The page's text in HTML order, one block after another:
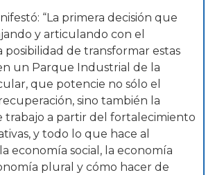
“La primera decisión que
y articulando con el
posibilidad de transformar estas
un Parque Industrial de la
que potencie no sólo el
sino también la
trabajo a partir del fortalecimiento
y todo lo que hace al
economía social, la economía
plural y cómo hacer de